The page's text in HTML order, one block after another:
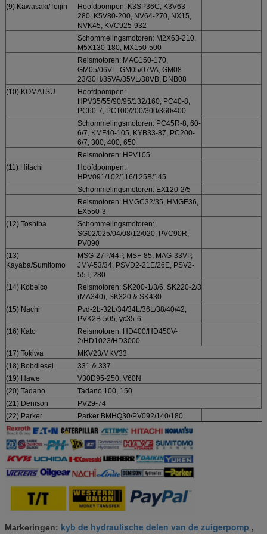
(9) Kawasaki/Teijin
Hoofdpompen: K3SP36C, K3V63-
280, K5V80-200, NV64-270, NX15,
NVK45, KVC925-932
Schommelingsmotoren: M2X63-210,
M5X130-180, MX150-500
Reismotoren: MAG150-170,
GM05/06VL, GM05/07VA, GM08-
23/30H/35VA/35VL/38VB, DNB08
(10) KOMATSU
Hoofdpompen:
HPV35/55/90/95/132/160, PC40-8,
PC60-7, PC100/200/300/360/400
Schommelingsmotoren: PC45R-8, 60-
6/7, KMF40-105, KYB33-87, PC200-
6/7, 300, 400, 650
Reismotoren: HPV105
(11) Hitachi
Hoofdpompen:
HPV091/102/116/125B/145
Schommelingsmotoren: EX120-2/5
Reismotoren: HMGC32/35, HMGE36,
EX550-3
(12) Toshiba
Schommelingsmotoren:
SG02/025/04/08/12/020, PVC90R,
PV090
(13)
Kayaba/Sumitomo
MSG-27P/44P, MSF-85, MAG-33VP,
JMV-53/34, PSVD2-21E/26E, PSV2-
55T, 280
(14) Kobelco
Reismotoren: SK200-1/3/6, SK220-2/3
(MA340), SK320 & SK430
(15) Nachi
Pvd-2b-32L/34/34L/36L/38/40/42,
PVK2B-505, yc35-6
(16) Kato
Reismotoren: HD400/HD450V-
2/HD1023/HD3000
(17) Tokiwa
MKV23/MKV33
(18) Bobdiesel
331 & 337
(19) Hawe
V30D95-250, V60N
(20) Tadano
Tadano 100, 150
(21) Denison
PV29-74
(22) Parker
Parker BMHQ30/PV092/140/180
Markeringen: kyb de hydraulische delen van de zuigerpomp ,